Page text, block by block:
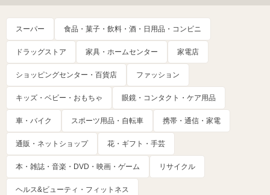
スーパー 食品・菓子・飲料・酒・日用品・コンビニ
ドラッグストア 家具・ホームセンター 家電店
ショッピングセンター・百貨店 ファッション
キッズ・ベビー・おもちゃ 眼鏡・コンタクト・ケア用品
車・バイク スポーツ用品・自転車 携帯・通信・家電
通販・ネットショップ 花・ギフト・手芸
本・雑誌・音楽・DVD・映画・ゲーム リサイクル
ヘルス&ビューティ・フィットネス